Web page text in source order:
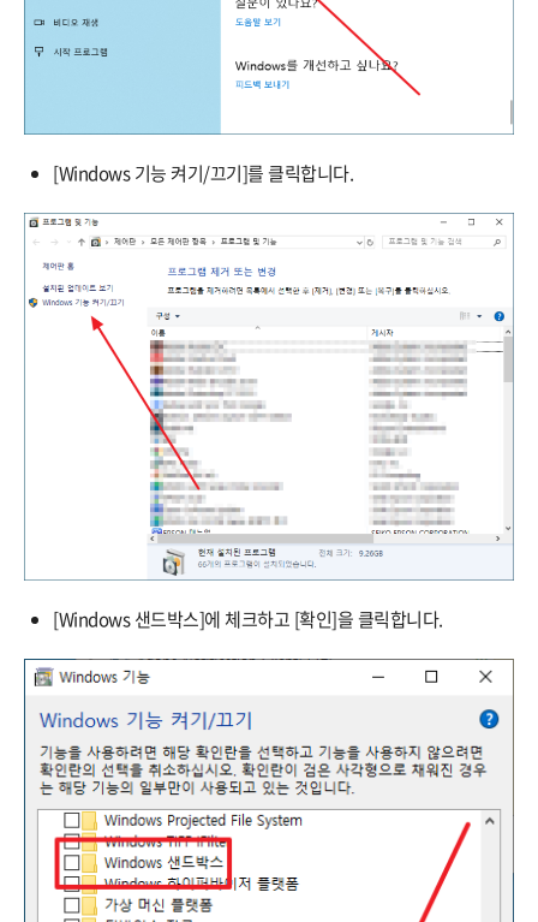
[Windows 기능 켜기/끄기]를 클릭합니다.
[Windows 샌드박스]에 체크하고 [확인]을 클릭합니다.